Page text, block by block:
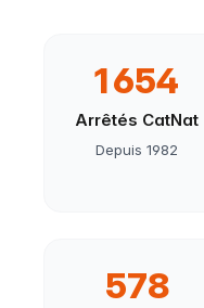
1 654
Arrêtés CatNat
Depuis 1982
578